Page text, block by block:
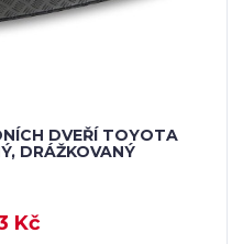
DVEŘÍ TOYOTA
DRÁŽKOVANÝ
Kč